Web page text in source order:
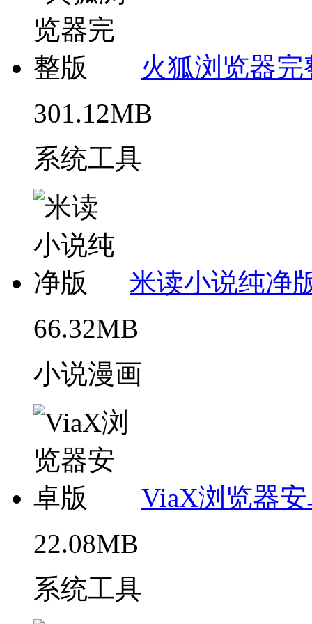
火狐浏览器完
301.12MB
系统工具
米读小说纯净
66.32MB
小说漫画
ViaX浏览器
22.08MB
系统工具